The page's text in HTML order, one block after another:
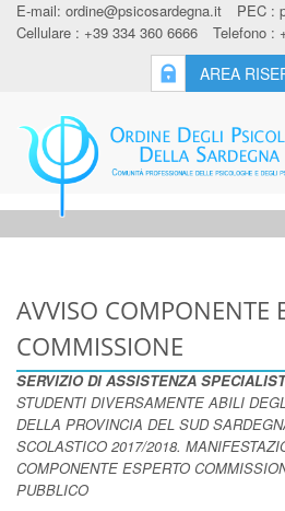
E-mail: ordine@psicosardegna.it PEC :
Cellulare : +39 334 360 6666
Telefono :
AREA
AVVISO COMPONENTE
COMMISSIONE
SERVIZIO DI ASSISTENZA
STUDENTI DIVERSAMENTE ABILI
DELLA PROVINCIA DEL SUD
SCOLASTICO 2017/2018.
COMPONENTE ESPERTO
PUBBLICO